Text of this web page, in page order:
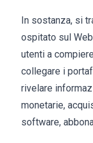
In sostanza, si
ospitato sul
utenti a
collegare i
rivelare
monetarie,
software,